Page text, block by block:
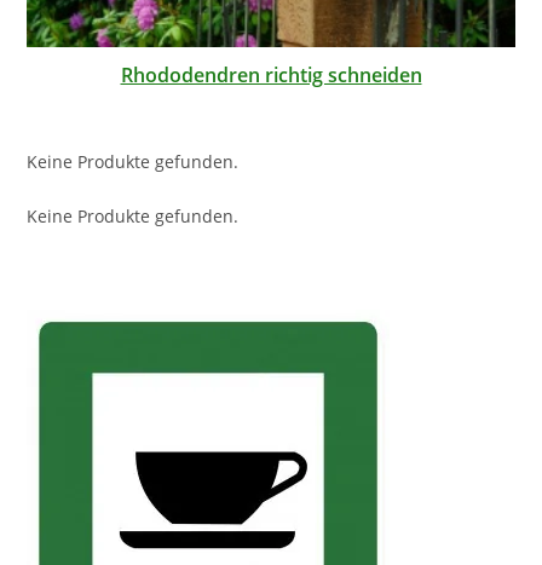
Rhododendren richtig schneiden
Keine Produkte gefunden.
Keine Produkte gefunden.